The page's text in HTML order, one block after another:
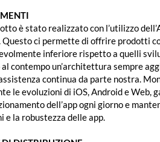
è stato realizzato con l’utilizzo
Questo ci permette di offrire prodotti
inferiore rispetto a quelli
contempo un’architettura sempre
continua da parte nostra.
le evoluzioni di iOS, Android e Web,
dell’app ogni giorno e
e la robustezza delle app.